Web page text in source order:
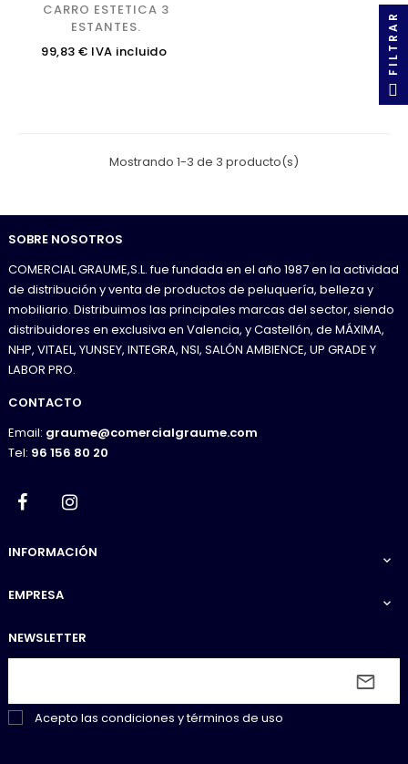
CARRO ESTETICA 3
ESTANTES.
Precio
99,83 € IVA incluido
Mostrando 1-3 de 3 producto(s)
SOBRE NOSOTROS
COMERCIAL GRAUME,S.L. fue fundada en el año 1987 en la actividad
de distribución y venta de productos de peluquería, belleza y
mobiliario. Distribuimos las principales marcas del sector, siendo
distribuidores en exclusiva en Valencia, y Castellón, de MÁXIMA,
NHP, VITAEL, YUNSEY, INTEGRA, NSI, SALÓN AMBIENCE, UP GRADE Y
LABOR PRO.
CONTACTO
Email: graume@comercialgraume.com
Tel: 96 156 80 20
Facebook
INFORMACIÓN 
EMPRESA 
NEWSLETTER
Acepto las condiciones y términos de uso
FILTRAR